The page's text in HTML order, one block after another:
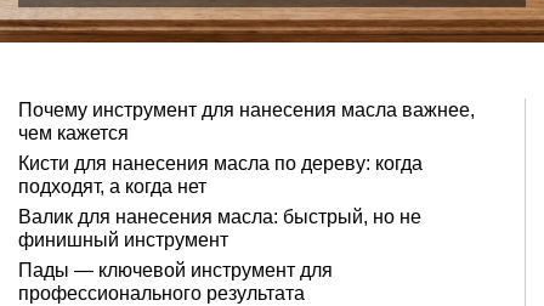
Почему инструмент для нанесения масла важнее,
чем кажется
Кисти для нанесения масла по дереву: когда
подходят, а когда нет
Валик для нанесения масла: быстрый, но не
финишный инструмент
Пады — ключевой инструмент для
профессионального результата